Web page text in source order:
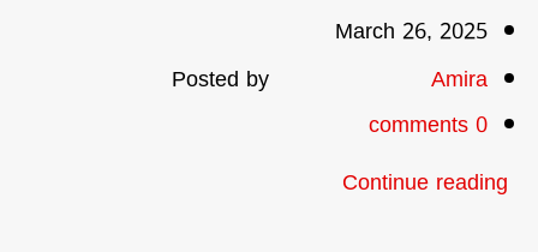
March 26, 2025
Posted by
Amira
0
comments
Continue reading